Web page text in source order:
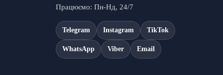
Працюємо: Пн-Нд, 24/7
Telegram Instagram TikTok
WhatsApp Viber Email